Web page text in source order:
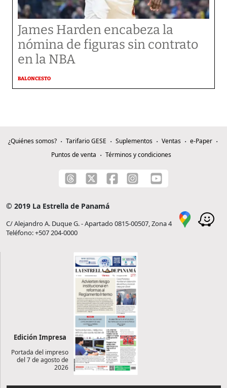
James Harden encabeza la
nómina de figuras sin contrato
en la NBA
BALONCESTO
¿Quiénes somos? Tarifario GESE Suplementos Ventas
e-Paper
Puntos de venta
Términos y condiciones
© 2019 La Estrella de Panamá
C/ Alejandro A. Duque G. - Apartado 0815-00507, Zona 4
Teléfono: +507 204-0000
Edición Impresa
Portada del impreso
del 7 de agosto de
2026